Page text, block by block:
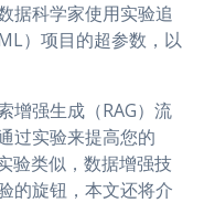
据科学家使用实验追
）项目的超参数，以
增强生成（RAG）流
过实验来提高您的
验类似，数据增强技
的旋钮，本文还将介